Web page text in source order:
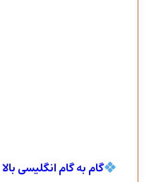
گام به گام انگلیسی